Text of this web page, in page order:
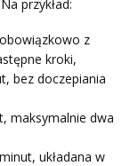
przykład:
z
kroki,
bez doczepiania
maksymalnie dwa
układana w